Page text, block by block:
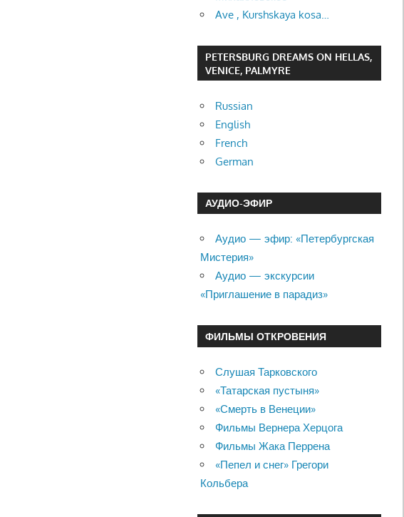
Ave , Kurshskaya kosa…
PETERSBURG DREAMS ON HELLAS,
VENICE, PALMYRE
Russian
English
French
German
АУДИО-ЭФИР
Аудио — эфир: «Петербургская
Мистерия»
Аудио — экскурсии
«Приглашение в парадиз»
ФИЛЬМЫ ОТКРОВЕНИЯ
Слушая Тарковского
«Татарская пустыня»
«Смерть в Венеции»
Фильмы Вернера Херцога
Фильмы Жака Перрена
«Пепел и снег» Грегори
Кольбера